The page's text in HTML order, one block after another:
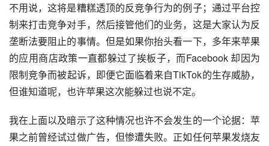
不用说，这将是糟糕透顶的反竞争行为的例子；通过平台控
制来打击竞争对手，然后接管他们的业务，这是大家认为反
垄断法要阻止的事情。但是如果你抬头看一下，多年来苹果
的应用商店政策一直都躲过了挨板子，而Facebook 却因为
限制竞争而被起诉，即便它面临着来自TikTok的生存威胁，
但谁知道呢，也许苹果这次能躲过也说不定。
我在上面以及暗示了这种情况也许不会发生的一个论据：苹
果之前曾经试过做广告，但惨遭失败。正如任何苹果发烧友